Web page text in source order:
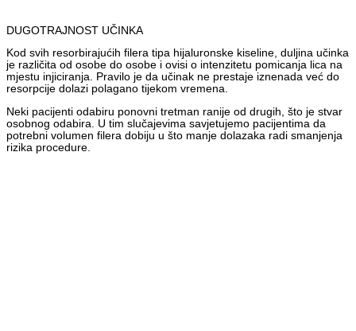
DUGOTRAJNOST UČINKA
Kod svih resorbirajućih filera tipa hijaluronske kiseline, duljina učinka
je različita od osobe do osobe i ovisi o intenzitetu pomicanja lica na
mjestu injiciranja. Pravilo je da učinak ne prestaje iznenada već do
resorpcije dolazi polagano tijekom vremena.
Neki pacijenti odabiru ponovni tretman ranije od drugih, što je stvar
osobnog odabira. U tim slučajevima savjetujemo pacijentima da
potrebni volumen filera dobiju u što manje dolazaka radi smanjenja
rizika procedure.